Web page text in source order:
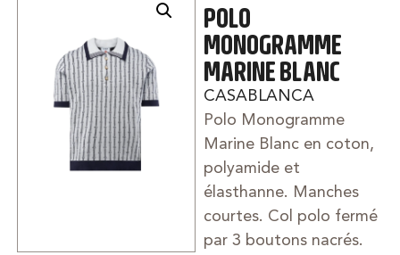
POLO
MONOGRAMME
MARINE BLANC
CASABLANCA
Polo Monogramme
Marine Blanc en coton,
polyamide et
élasthanne. Manches
courtes. Col polo fermé
par 3 boutons nacrés.